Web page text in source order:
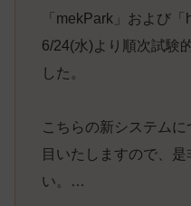
「mekPark」および
6/24(水)より順次試験
した。
こちらの新システム
目いたしますので、
い。…